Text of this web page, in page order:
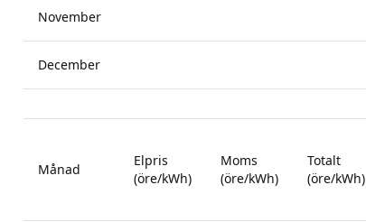
November
December
Månad
Elpris
(öre/kWh)
Moms
(öre/kWh)
Totalt
(öre/kWh)